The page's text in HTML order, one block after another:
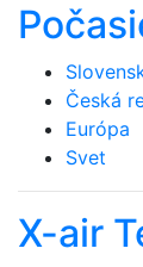
Česká
Európa
Svet
X-air